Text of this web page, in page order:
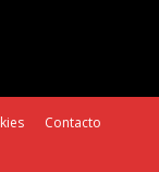
Contacto